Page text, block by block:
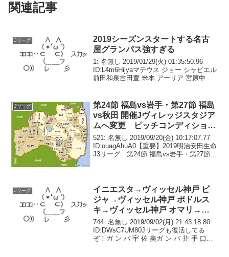
関連記事
Jリーグ
2019シーズンスタートする名古
屋グランパス強すぎる
1: 名無し 2019/01/29(火) 01:35:50.96
ID:L4m6Hijyaマテウス ジョー シャビエル
前田和泉吉田豊 米本 アーリア 宮原中谷
櫛引、菅...
Jリーグ
第24節 福島vs岩手・第27節 福島
vs秋田 開催Jヴィレッジスタジア
ムへ変更 ピッチコンディション
不良の為
521: 名無し 2019/09/20(金) 10:17:07.77
ID:ouagAhuA0【重要】2019明治安田生命
J3リーグ 第24節 福島vs岩手・第27節
Jリーグ
イニエスタ→ヴィッセル神戸 ビ
ジャ→ヴィッセル神戸 ポドルス
キ→ヴィッセル神戸 オマリ→ヴ
ィッセル神戸 フェルマーレン→
ヴィッセル神戸
744: 名無し 2019/09/02(月) 21:43:18.80
ID:DWsC7UM80Jリーグも復活してる
ぞ！ガ ン バ 宇 佐 美ガ ン バ 井 手 口ヴ